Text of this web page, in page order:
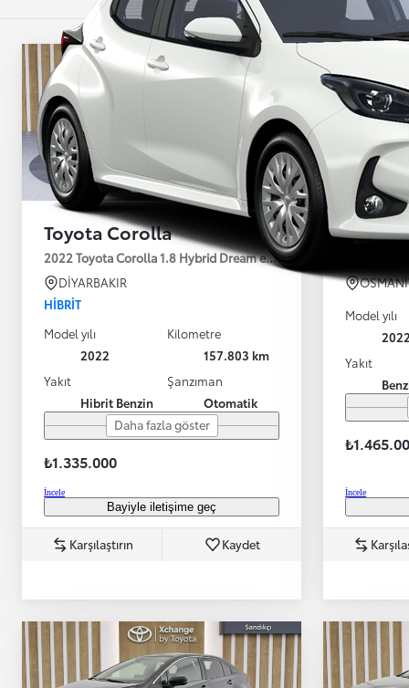
Başlangıç fiyatı
Toyota Corolla
2022 Toyota Corolla 1.8 Hybrid Dream e-CVT 122HP
DİYARBAKIR
HIBRIT
Model yılı
2022
Kilometre
157.803 km
Yakıt
Hibrit Benzin
Şanzıman
Otomatik
Daha fazla göster
₺1.335.000
İncele
Bayiyle iletişime geç
Karşılaştırın Kaydet
2022
Model yılı
2022
Yakıt
İncele